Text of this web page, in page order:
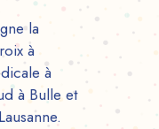
la
à
à
à Bulle et